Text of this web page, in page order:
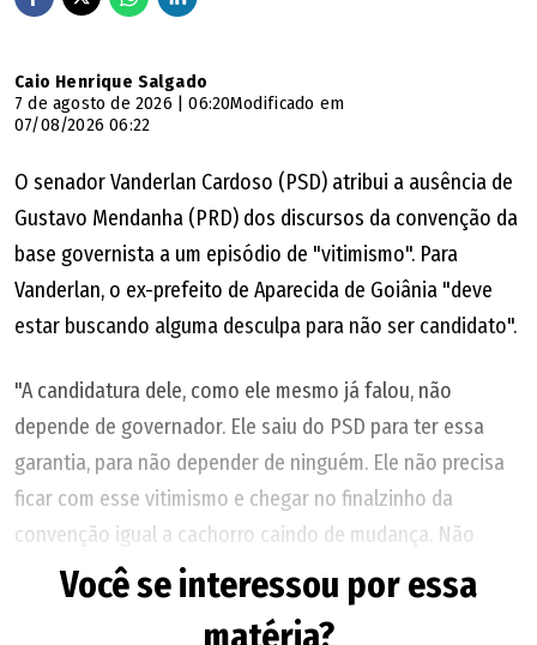
Caio Henrique Salgado
7 de agosto de 2026 | 06:20Modificado em
07/08/2026 06:22
O senador Vanderlan Cardoso (PSD) atribui a ausência de
Gustavo Mendanha (PRD) dos discursos da convenção da
base governista a um episódio de "vitimismo". Para
Vanderlan, o ex-prefeito de Aparecida de Goiânia "deve
estar buscando alguma desculpa para não ser candidato".
"A candidatura dele, como ele mesmo já falou, não
depende de governador. Ele saiu do PSD para ter essa
garantia, para não depender de ninguém. Ele não precisa
ficar com esse vitimismo e chegar no finalzinho da
convenção igual a cachorro caindo de mudança. Não
venha por isso na minha conta", dispara.
Mendanha chegou atrasado ao ato político, em um
Você se interessou por essa